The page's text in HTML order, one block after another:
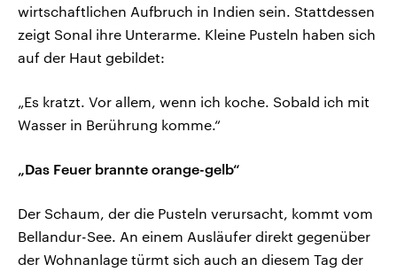
wirtschaftlichen Aufbruch in Indien sein. Stattdessen
zeigt Sonal ihre Unterarme. Kleine Pusteln haben sich
auf der Haut gebildet:
„Es kratzt. Vor allem, wenn ich koche. Sobald ich mit
Wasser in Berührung komme.“
„Das Feuer brannte orange-gelb“
Der Schaum, der die Pusteln verursacht, kommt vom
Bellandur-See. An einem Ausläufer direkt gegenüber
der Wohnanlage türmt sich auch an diesem Tag der